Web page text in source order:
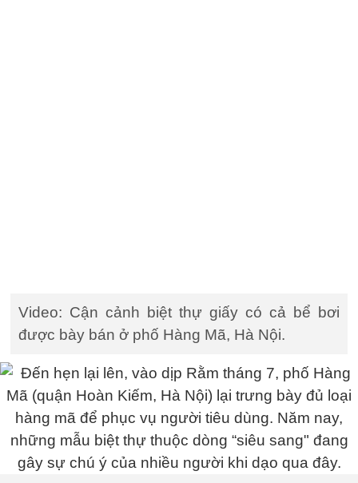
Video: Cận cảnh biệt thự giấy có cả bể bơi
được bày bán ở phố Hàng Mã, Hà Nội.